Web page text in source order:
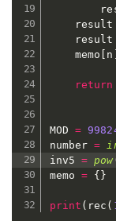
    result
    result
    memo
n
return
MOD =
number =
inv5 = pow
memo = { }
print ( rec (